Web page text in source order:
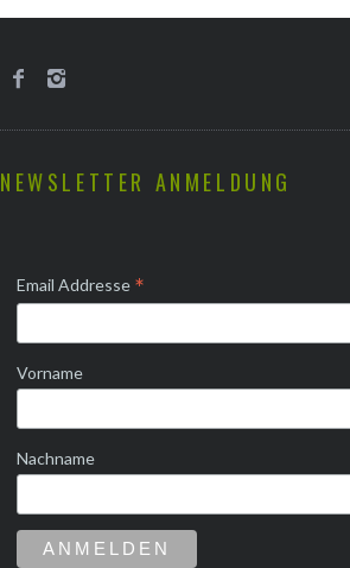
NEWSLETTER ANMELDUNG
Email Addresse *
Vorname
Nachname